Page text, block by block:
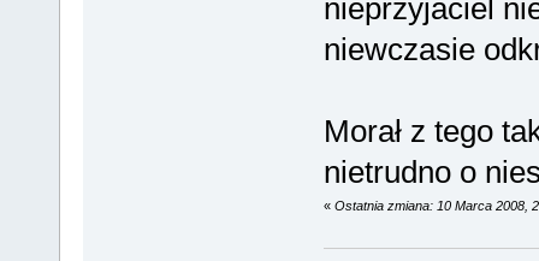
nieprzyjaciel
niewczasie
Morał z tego
nietrudno o
« Ostatnia zmiana: 10 Marca 2008,